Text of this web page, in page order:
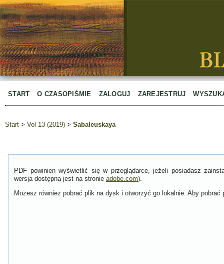
START O CZASOPIŚMIE ZALOGUJ ZAREJESTRUJ
Start > Vol 13 (2019) > Sabaleuskaya
PDF powinien wyświetlić się w przeglądarce, jeżeli posiadasz
wersja dostępna jest na stronie adobe.com).
Możesz również pobrać plik na dysk i otworzyć go lokalnie. Aby